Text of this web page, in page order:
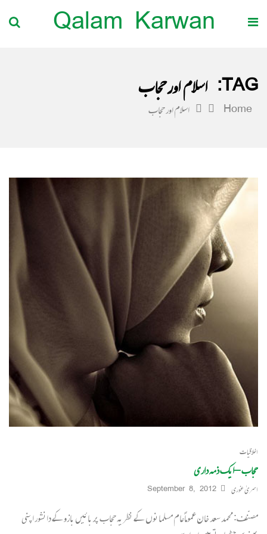
Qalam Karwan
TAG: اسلام اور حجاب
Home اسلام اور حجاب
اخلاقیات
حجاب – ایک ذمہ داری
اسریٰ غوری September 8, 2012
مصنّف: محمد سعد خان عموماًعام مسلمانوں کے نظریہ حجاب پر بائیں بازو کے دانشور اپنی